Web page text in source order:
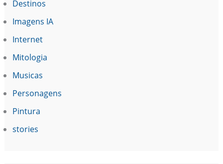
Destinos
Imagens IA
Internet
Mitologia
Musicas
Personagens
Pintura
stories